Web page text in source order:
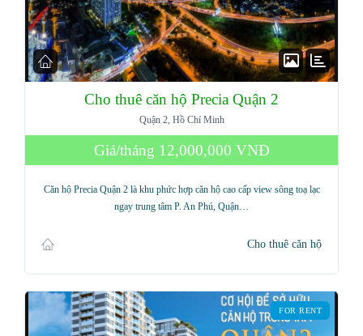
Cho thuê căn hộ Precia Quận 2
Quận 2, Hồ Chí Minh
Giá/tháng 12,000,000 VNĐ
Căn hộ Precia Quận 2 là khu phức hợp căn hộ cao cấp view sông toạ lạc
ngay trung tâm P. An Phú, Quận…
Cho thuê căn hộ
FOR RENT